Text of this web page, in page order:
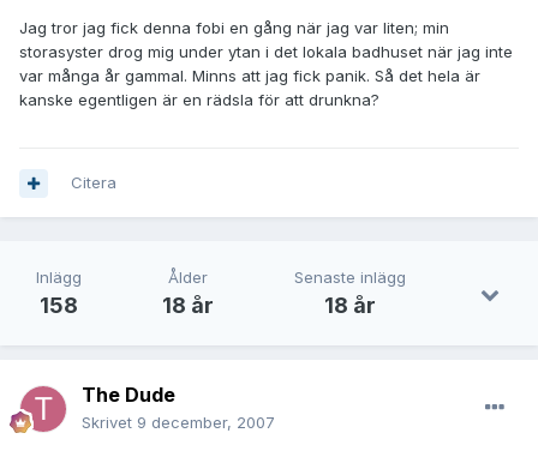
Jag tror jag fick denna fobi en gång när jag var liten; min
storasyster drog mig under ytan i det lokala badhuset när jag inte
var många år gammal. Minns att jag fick panik. Så det hela är
kanske egentligen är en rädsla för att drunkna?
Citera
Inlägg
158
Ålder
18 år
Senaste inlägg
18 år
The Dude
Skrivet 9 december, 2007